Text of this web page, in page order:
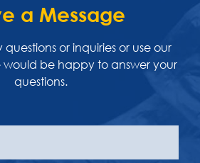
a Message
questions or inquiries or use our
be happy to answer your
questions.